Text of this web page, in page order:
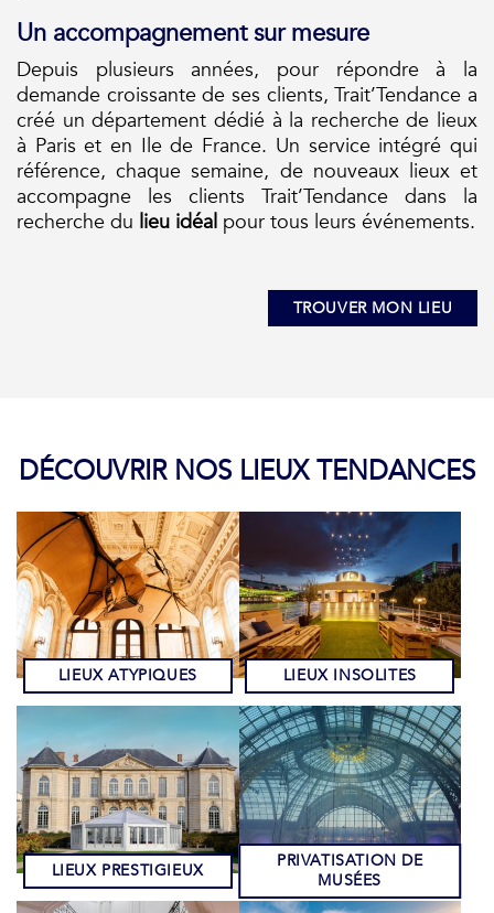
Un accompagnement sur mesure
Depuis plusieurs années, pour répondre à la
demande croissante de ses clients, Trait’Tendance a
créé un département dédié à la recherche de lieux
à Paris et en Ile de France. Un service intégré qui
référence, chaque semaine, de nouveaux lieux et
accompagne les clients Trait’Tendance dans la
recherche du lieu idéal pour tous leurs événements.
TROUVER MON LIEU
DÉCOUVRIR NOS LIEUX TENDANCES
LIEUX ATYPIQUES LIEUX INSOLITES
LIEUX PRESTIGIEUX
PRIVATISATION DE
MUSÉES